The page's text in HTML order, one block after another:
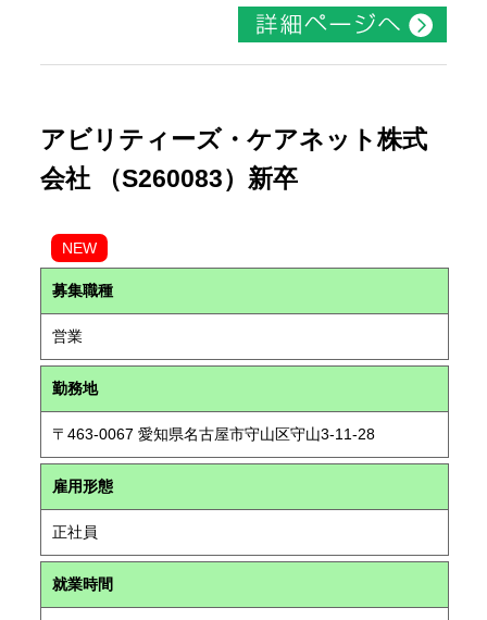
アビリティーズ・ケアネット株式
会社 （S260083）新卒
NEW
募集職種
営業
勤務地
〒463-0067 愛知県名古屋市守山区守山3-11-28
雇用形態
正社員
就業時間